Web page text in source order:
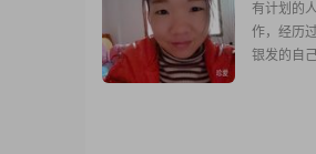
有计划的
作，经历
银发的自